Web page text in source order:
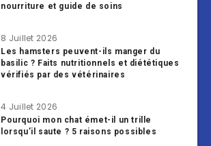
nourriture et guide de soins
8 Juillet 2026
Les hamsters peuvent-ils manger du
basilic ? Faits nutritionnels et diététiques
vérifiés par des vétérinaires
4 Juillet 2026
Pourquoi mon chat émet-il un trille
lorsqu’il saute ? 5 raisons possibles